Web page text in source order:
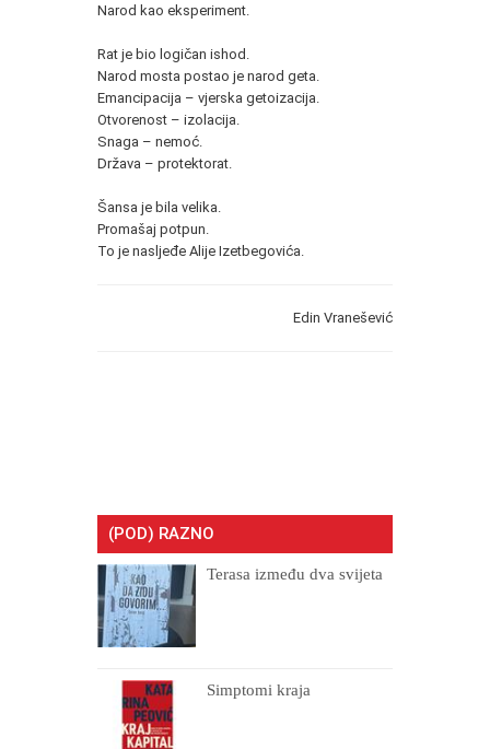
Narod kao eksperiment.
Rat je bio logičan ishod.
Narod mosta postao je narod geta.
Emancipacija – vjerska getoizacija.
Otvorenost – izolacija.
Snaga – nemoć.
Država – protektorat.
Šansa je bila velika.
Promašaj potpun.
To je nasljeđe Alije Izetbegovića.
Edin Vranešević
(POD) RAZNO
Terasa između dva svijeta
Simptomi kraja